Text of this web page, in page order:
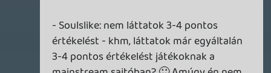
egy-egy adást, ha van engem érdeklő
téma, de nincs már igényem a heti
rendszerességre, ha úgy tetszik
kiöregedtem belőle. Az ilyen év végi
toplistákat, évértékelőket viszont máshol